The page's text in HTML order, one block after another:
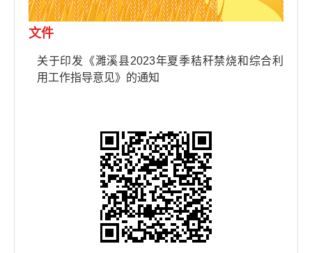
文件
关于印发《濉溪县2023年夏季秸秆禁烧和综合利
用工作指导意见》的通知